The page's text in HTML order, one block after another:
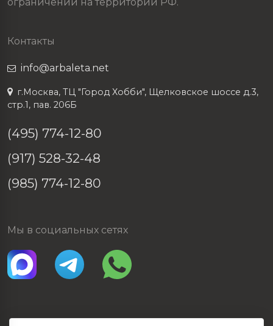
Контакты
info@arbaleta.net
г.Москва, ТЦ "Город Хобби", Щелковское шоссе д.3,
стр.1, пав. 206Б
(495) 774-12-80
(917) 528-32-48
(985) 774-12-80
Мы в социальных сетях